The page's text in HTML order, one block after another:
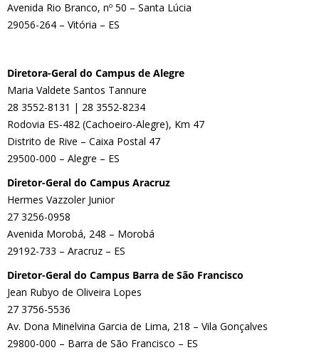
Avenida Rio Branco, nº 50 – Santa Lúcia
29056-264 – Vitória – ES
Diretora-Geral do Campus de Alegre
Maria Valdete Santos Tannure
28 3552-8131 | 28 3552-8234
Rodovia ES-482 (Cachoeiro-Alegre), Km 47
Distrito de Rive – Caixa Postal 47
29500-000 – Alegre – ES
Diretor-Geral do Campus Aracruz
Hermes Vazzoler Junior
27 3256-0958
Avenida Morobá, 248 – Morobá
29192-733 – Aracruz – ES
Diretor-Geral do Campus Barra de São Francisco
Jean Rubyo de Oliveira Lopes
27 3756-5536
Av. Dona Minelvina Garcia de Lima, 218 – Vila Gonçalves
29800-000 – Barra de São Francisco – ES